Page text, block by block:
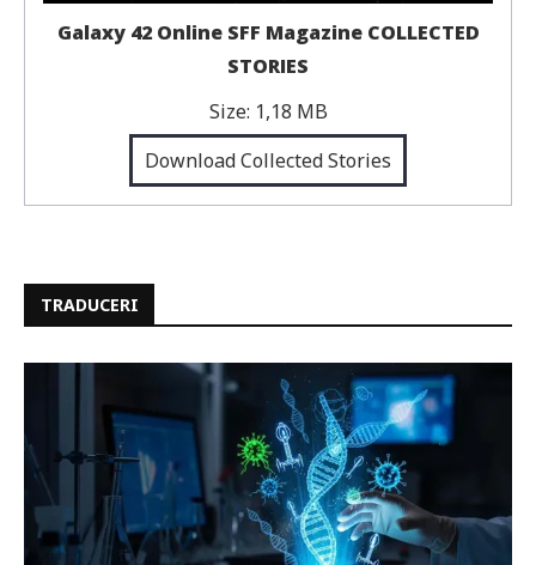
Galaxy 42 Online SFF Magazine COLLECTED
STORIES
Size: 1,18 MB
Download Collected Stories
TRADUCERI